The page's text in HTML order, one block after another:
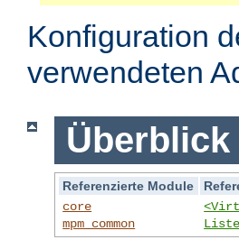
Konfiguration
verwendeten
Überblick
Referenzierte Module
core
mpm_common